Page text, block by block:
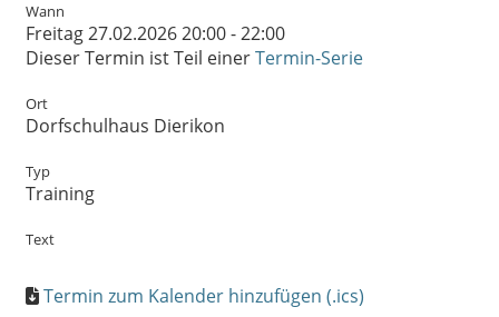
Wann
Freitag 27.02.2026 20:00 - 22:00
Dieser Termin ist Teil einerTermin-Serie
Ort
Dorfschulhaus Dierikon
Typ
Training
Text
Termin zum Kalender hinzufügen (.ics)